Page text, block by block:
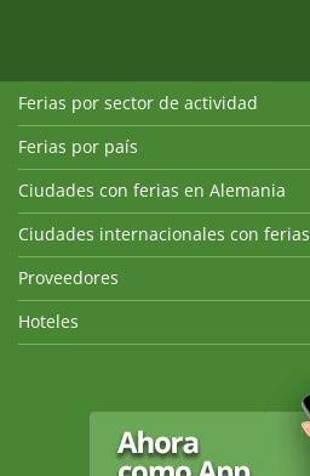
Ferias por sector de actividad
Ferias por país
Ciudades con ferias en Alemania
Ciudades internacionales con ferias
Proveedores
Hoteles